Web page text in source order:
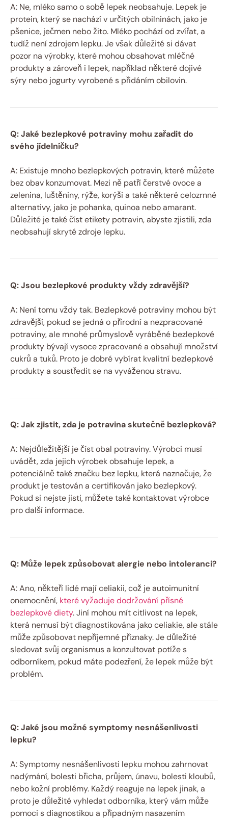
A: Ne, mléko samo o sobě lepek neobsahuje. Lepek je
protein, který se nachází v určitých obilninách, jako je
pšenice, ječmen nebo žito. Mléko pochází od zvířat, a
tudíž není zdrojem lepku. Je však důležité si dávat
pozor na výrobky, které mohou obsahovat mléčné
produkty a zároveň i lepek, například některé dojivé
sýry nebo jogurty vyrobené s přidáním obilovin.
Q: Jaké bezlepkové potraviny mohu zařadit do
svého jídelníčku?
A: Existuje mnoho bezlepkových potravin, které můžete
bez obav konzumovat. Mezi ně patří čerstvé ovoce a
zelenina, luštěniny, rýže, korýši a také některé celozrnné
alternativy, jako je pohanka, quinoa nebo amarant.
Důležité je také číst etikety potravin, abyste zjistili, zda
neobsahují skryté zdroje lepku.
Q: Jsou bezlepkové produkty vždy zdravější?
A: Není tomu vždy tak. Bezlepkové potraviny mohou být
zdravější, pokud se jedná o přírodní a nezpracované
potraviny, ale mnohé průmyslově vyráběné bezlepkové
produkty bývají vysoce zpracované a obsahují množství
cukrů a tuků. Proto je dobré vybírat kvalitní bezlepkové
produkty a soustředit se na vyváženou stravu.
Q: Jak zjistit, zda je potravina skutečně bezlepková?
A: Nejdůležitější je číst obal potraviny. Výrobci musí
uvádět, zda jejich výrobek obsahuje lepek, a
potenciálně také značku bez lepku, která naznačuje, že
produkt je testován a certifikován jako bezlepkový.
Pokud si nejste jisti, můžete také kontaktovat výrobce
pro další informace.
Q: Může lepek způsobovat alergie nebo intoleranci?
A: Ano, někteří lidé mají celiakii, což je autoimunitní
onemocnění, které vyžaduje dodržování přísné
bezlepkové diety. Jiní mohou mít citlivost na lepek,
která nemusí být diagnostikována jako celiakie, ale stále
může způsobovat nepříjemné příznaky. Je důležité
sledovat svůj organismus a konzultovat potíže s
odborníkem, pokud máte podezření, že lepek může být
problém.
Q: Jaké jsou možné symptomy nesnášenlivosti
lepku?
A: Symptomy nesnášenlivosti lepku mohou zahrnovat
nadýmání, bolesti břicha, průjem, únavu, bolesti kloubů,
nebo kožní problémy. Každý reaguje na lepek jinak, a
proto je důležité vyhledat odborníka, který vám může
pomoci s diagnostikou a případným nasazením